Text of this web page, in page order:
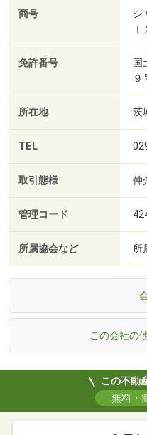
商号
シ
免許番号
国
９
所在地 茨
TEL
取引態様 仲
管理コード
所属協会など 所
この会社の
この不動
無料・